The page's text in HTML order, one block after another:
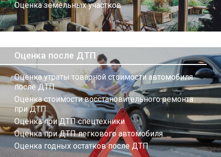
Оценка земельных участков
Оценка после ДТП
Оценка утраты товарной стоимости автомобиля
после ДТП
Оценка стоимости восстановительного ремонта
при ДТП
Оценка при ДТП спецтехники
Оценка при ДТП легкового автомобиля
Оценка годных остатков после ДТП